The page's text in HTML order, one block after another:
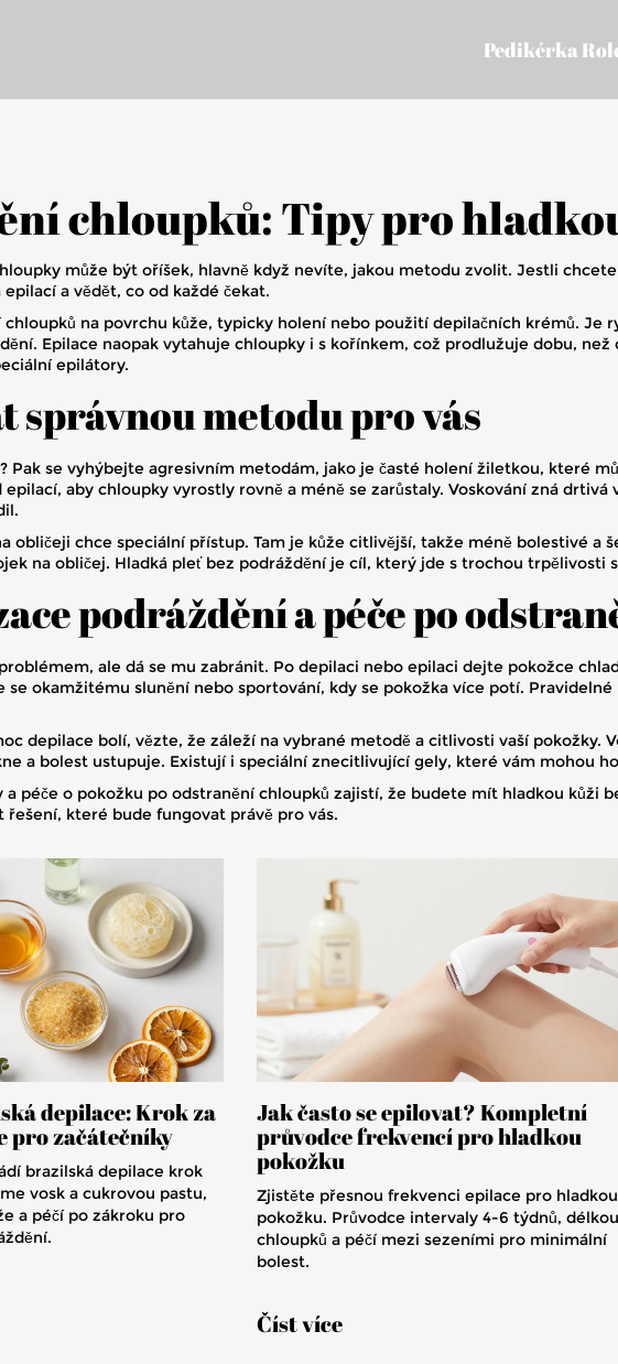
Pedikérka
chloupků: Tipy pro
může být oříšek, hlavně když nevíte, jakou metodu zvolit. Jestli
a vědět, co od každé čekat.
na povrchu kůže, typicky holení nebo použití depilačních krémů. Je
Epilace naopak vytahuje chloupky i s kořínkem, což prodlužuje dobu,
epilátory.
správnou metodu pro vás
Pak se vyhýbejte agresivním metodám, jako je časté holení žiletkou, které
aby chloupky vyrostly rovně a méně se zarůstaly. Voskování zná
obličeji chce speciální přístup. Tam je kůže citlivější, takže méně bolestivé a
na obličej. Hladká pleť bez podráždění je cíl, který jde s trochou trpělivosti
podráždění a péče po
ale dá se mu zabránit. Po depilaci nebo epilaci dejte pokožce
se okamžitému slunění nebo sportování, kdy se pokožka více potí.
depilace bolí, vězte, že záleží na vybrané metodě a citlivosti vaší pokožky.
a bolest ustupuje. Existují i speciální znecitlivující gely, které vám mohou
a péče o pokožku po odstranění chloupků zajistí, že budete mít hladkou kůži
které bude fungovat právě pro vás.
depilace: Krok za
pro začátečníky
brazilská depilace krok
vosk a cukrovou pastu,
a péčí po zákroku pro
Jak často se epilovat? Kompletní
průvodce frekvencí pro hladkou
pokožku
Zjistěte přesnou frekvenci epilace pro hladkou
pokožku. Průvodce intervaly 4-6 týdnů, délkou
chloupků a péčí mezi sezeními pro minimální
bolest.
Číst více